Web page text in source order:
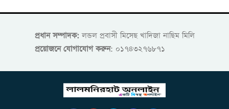
প্রধান সম্পাদক:লন্ডল প্রবাসী মিসেছ খাদিজা নাছিম মিলি
প্রয়োজনে যোগাযোগ করুন: ০১৭৪৩২৭৬৮৭১